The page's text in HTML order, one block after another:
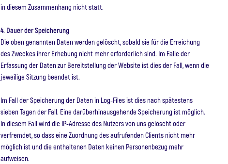
in diesem Zusammenhang nicht statt.
4. Dauer der Speicherung
Die oben genannten Daten werden gelöscht, sobald sie für die Erreichung
des Zweckes ihrer Erhebung nicht mehr erforderlich sind. Im Falle der
Erfassung der Daten zur Bereitstellung der Website ist dies der Fall, wenn die
jeweilige Sitzung beendet ist.
Im Fall der Speicherung der Daten in Log-Files ist dies nach spätestens
sieben Tagen der Fall. Eine darüberhinausgehende Speicherung ist möglich.
In diesem Fall wird die IP-Adresse des Nutzers von uns gelöscht oder
verfremdet, so dass eine Zuordnung des aufrufenden Clients nicht mehr
möglich ist und die enthaltenen Daten keinen Personenbezug mehr
aufweisen.